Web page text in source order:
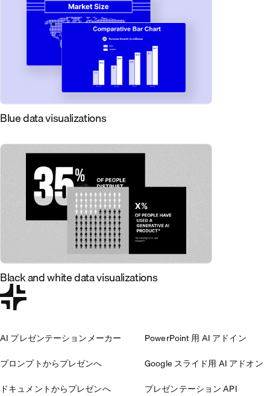
Blue data visualizations
Black and white data visualizations
AI プレゼンテーションメーカー
プロンプトからプレゼンへ
ドキュメントからプレゼンへ
PowerPoint 用 AI アドイン
Google スライド用 AI アドオン
プレゼンテーション API